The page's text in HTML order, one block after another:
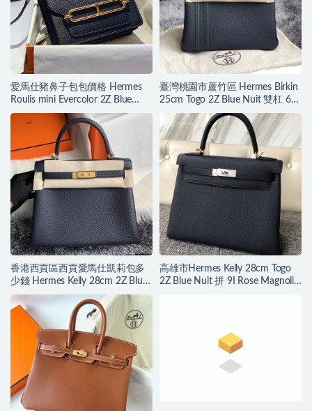
愛馬仕豬鼻子包包價格 Hermes
Roulis mini Evercolor 2Z Blue
Nuit 午夜蓝
臺灣桃園市蘆竹區 Hermes Birkin
25cm Togo 2Z Blue Nuit 雙杠 6O
Vert Cypres
香港西貢區西貢愛馬仕凱莉包多
少錢 Hermes Kelly 28cm 2Z Blue
Nuit 午夜藍
高雄市Hermes Kelly 28cm Togo
2Z Blue Nuit 拼 9I Rose Magnolia